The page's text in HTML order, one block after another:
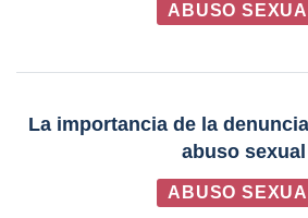
ABUSO
La importancia de la
abuso sexual
ABUSO